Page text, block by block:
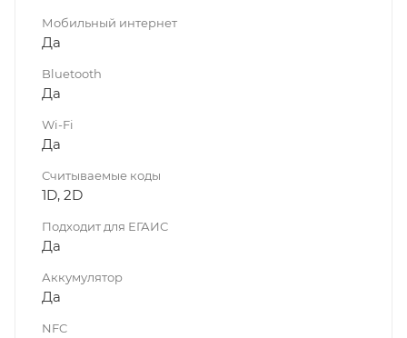
Мобильный интернет
Да
Bluetooth
Да
Wi-Fi
Да
Считываемые коды
1D, 2D
Подходит для ЕГАИС
Да
Аккумулятор
Да
NFC